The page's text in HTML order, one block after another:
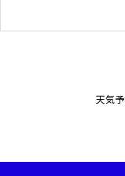
天気